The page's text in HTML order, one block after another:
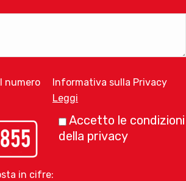
numero
Informativa sulla Privacy
Leggi
Accetto le condizioni
della privacy
in cifre: